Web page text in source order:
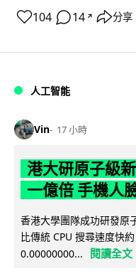
104 14 ↗ 分享
人工智能
Vin 17 小時
港大研原子級
一億倍 手機人
香港大學團隊成功研發原
比傳統 CPU 搜尋速度快
0.00000000...
閱讀全文